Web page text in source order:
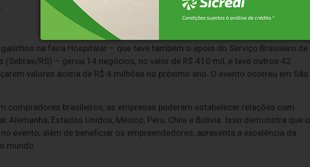
na feira Hospitalar – que teve também o apoio do Serviço Brasileiro de
(Sebrae/RS) – gerou 14 negócios, no valor de R$ 410 mil, e teve outros 42
valores acima de R$ 4 milhões no próximo ano. O evento ocorreu em São
compradores brasileiros, as empresas puderam estabelecer relações com
Alemanha, Estados Unidos, México, Peru, Chile e Bolívia. Isso demonstra que o
evento, além de beneficiar os empreendedores, apresenta a excelência da
mundo.